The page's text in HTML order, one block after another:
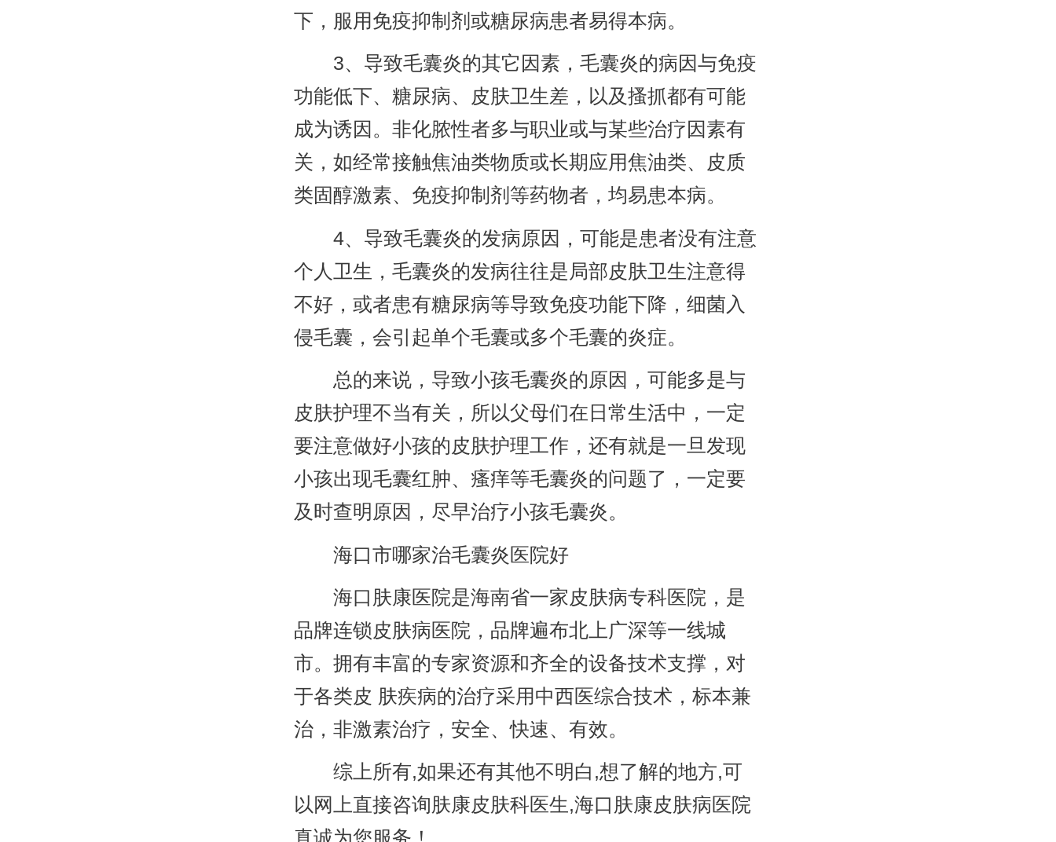
下，服用免疫抑制剂或糖尿病患者易得本病。
3、导致毛囊炎的其它因素，毛囊炎的病因与免疫
功能低下、糖尿病、皮肤卫生差，以及搔抓都有可能
成为诱因。非化脓性者多与职业或与某些治疗因素有
关，如经常接触焦油类物质或长期应用焦油类、皮质
类固醇激素、免疫抑制剂等药物者，均易患本病。
4、导致毛囊炎的发病原因，可能是患者没有注意
个人卫生，毛囊炎的发病往往是局部皮肤卫生注意得
不好，或者患有糖尿病等导致免疫功能下降，细菌入
侵毛囊，会引起单个毛囊或多个毛囊的炎症。
总的来说，导致小孩毛囊炎的原因，可能多是与
皮肤护理不当有关，所以父母们在日常生活中，一定
要注意做好小孩的皮肤护理工作，还有就是一旦发现
小孩出现毛囊红肿、瘙痒等毛囊炎的问题了，一定要
及时查明原因，尽早治疗小孩毛囊炎。
海口市哪家治毛囊炎医院好
海口肤康医院是海南省一家皮肤病专科医院，是
品牌连锁皮肤病医院，品牌遍布北上广深等一线城
市。拥有丰富的专家资源和齐全的设备技术支撑，对
于各类皮 肤疾病的治疗采用中西医综合技术，标本兼
治，非激素治疗，安全、快速、有效。
综上所有,如果还有其他不明白,想了解的地方,可
以网上直接咨询肤康皮肤科医生,海口肤康皮肤病医院
真诚为您服务！